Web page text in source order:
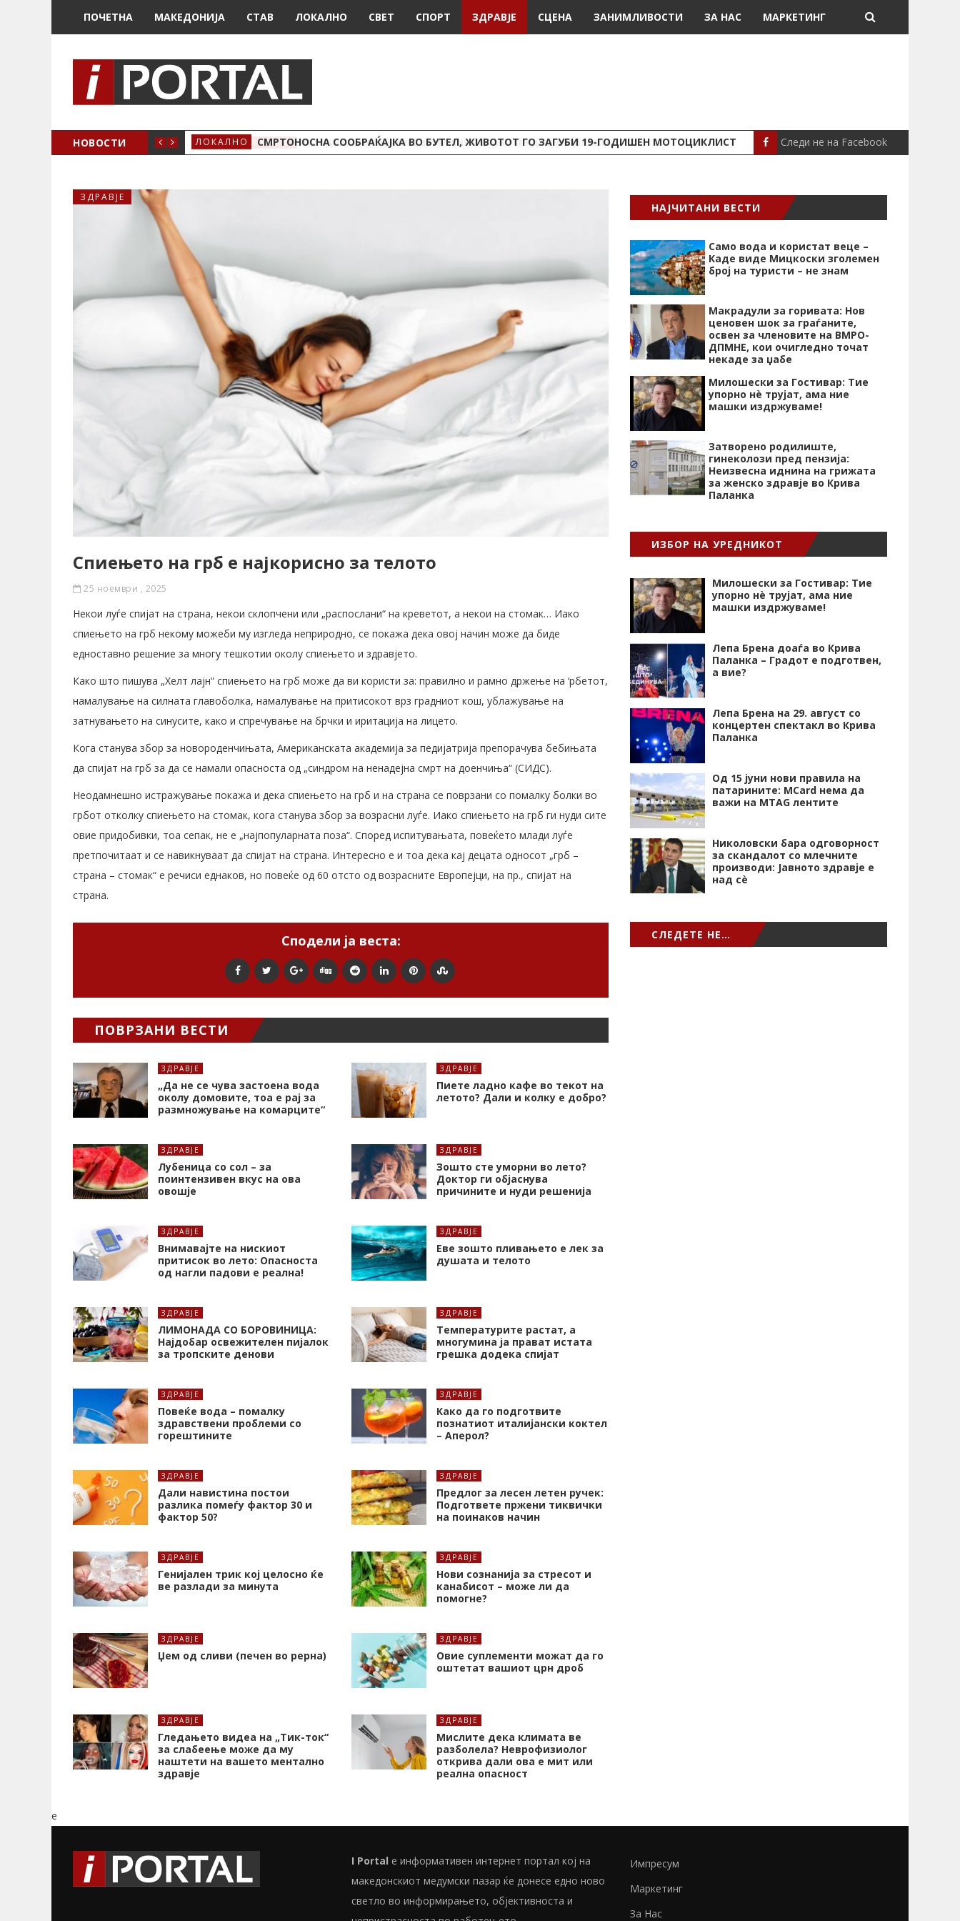
ПОЧЕТНА МАКЕДОНИЈА СТАВ ЛОКАЛНО СВЕТ СПОРТ ЗДРАВЈЕ СЦЕНА ЗАНИМЛИВОСТИ ЗА НАС МАРКЕТИНГ
НОВОСТИ ЛОКАЛНО СМРТОНОСНА СООБРАЌАЈКА ВО БУТЕЛ, ЖИВОТОТ ГО ЗАГУБИ 19-ГОДИШЕН МОТОЦИКЛИСТ СЦЕНА СЕВЕРИНА ВО
Следи не на Facebook
ЗДРАВЈЕ
Спиењето на грб е најкорисно за телото
25 ноември , 2025
Некои луѓе спијат на страна, некои склопчени или „распослани“ на креветот, а некои на стомак… Иако
спиењето на грб некому можеби му изгледа неприродно, се покажа дека овој начин може да биде
едноставно решение за многу тешкотии околу спиењето и здравјето.
Како што пишува „Хелт лајн“ спиењето на грб може да ви користи за: правилно и рамно држење на ‘рбетот,
намалување на силната главоболка, намалување на притисокот врз градниот кош, ублажување на
затнувањето на синусите, како и спречување на брчки и иритација на лицето.
Кога станува збор за новороденчињата, Американската академија за педијатрија препорачува бебињата
да спијат на грб за да се намали опасноста од „синдром на ненадејна смрт на доенчиња“ (СИДС).
Неодамнешно истражување покажа и дека спиењето на грб и на страна се поврзани со помалку болки во
грбот отколку спиењето на стомак, кога станува збор за возрасни луѓе. Иако спиењето на грб ги нуди сите
овие придобивки, тоа сепак, не е „најпопуларната поза“. Според испитувањата, повеќето млади луѓе
претпочитаат и се навикнуваат да спијат на страна. Интересно е и тоа дека кај децата односот „грб –
страна – стомак“ е речиси еднаков, но повеќе од 60 отсто од возрасните Европејци, на пр., спијат на
страна.
Сподели ја веста:
ПОВРЗАНИ ВЕСТИ
ЗДРАВЈЕ
„Да не се чува застоена вода
околу домовите, тоа е рај за
размножување на комарците“
ЗДРАВЈЕ
Пиете ладно кафе во текот на
летото? Дали и колку е добро?
ЗДРАВЈЕ
Лубеница со сол – за
поинтензивен вкус на ова
овошје
ЗДРАВЈЕ
Зошто сте уморни во лето?
Доктор ги објаснува
причините и нуди решенија
ЗДРАВЈЕ
Внимавајте на нискиот
притисок во лето: Опасноста
од нагли падови е реална!
ЗДРАВЈЕ
Еве зошто пливањето е лек за
душата и телото
ЗДРАВЈЕ
ЛИМОНАДА СО БОРОВИНИЦА:
Најдобар освежителен пијалок
за тропските денови
ЗДРАВЈЕ
Температурите растат, а
многумина ја прават истата
грешка додека спијат
ЗДРАВЈЕ
Повеќе вода – помалку
здравствени проблеми со
горештините
ЗДРАВЈЕ
Како да го подготвите
познатиот италијански коктел
– Аперол?
ЗДРАВЈЕ
Дали навистина постои
разлика помеѓу фактор 30 и
фактор 50?
ЗДРАВЈЕ
Предлог за лесен летен ручек:
Подгответе пржени тиквички
на поинаков начин
ЗДРАВЈЕ
Генијален трик кој целосно ќе
ве разлади за минута
ЗДРАВЈЕ
Нови сознанија за стресот и
канабисот – може ли да
помогне?
ЗДРАВЈЕ
Џем од сливи (печен во рерна)
ЗДРАВЈЕ
Oвие суплементи можат да го
оштетат вашиот црн дроб
ЗДРАВЈЕ
Гледањето видеа на „Тик-ток“
за слабеење може да му
наштети на вашето ментално
здравје
ЗДРАВЈЕ
Мислите дека климата ве
разболела? Неврофизиолог
открива дали ова е мит или
реална опасност
НАЈЧИТАНИ ВЕСТИ
Само вода и користат веце –
Каде виде Мицкоски зголемен
број на туристи – не знам
Макрадули за горивата: Нов
ценовен шок за граѓаните,
освен за членовите на ВМРО-
ДПМНЕ, кои очигледно точат
некаде за џабе
Милошески за Гостивар: Тие
упорно нѐ трујат, ама ние
машки издржуваме!
Затворено родилиште,
гинеколози пред пензија:
Неизвесна иднина на грижата
за женско здравје во Крива
Паланка
ИЗБОР НА УРЕДНИКОТ
Милошески за Гостивар: Тие
упорно нѐ трујат, ама ние
машки издржуваме!
Лепа Брена доаѓа во Крива
Паланка – Градот е подготвен,
а вие?
Лепа Брена на 29. август со
концертен спектакл во Крива
Паланка
Од 15 јуни нови правила на
патарините: MCard нема да
важи на MTAG лентите
Николовски бара одговорност
за скандалот со млечните
производи: Јавното здравје е
над сѐ
СЛЕДЕТЕ НЕ…
e
I Portal е информативен интернет портал кој на
македонскиот медумски пазар ќе донесе едно ново
светло во информирањето, објективноста и
Импресум
Маркетинг
За Нас